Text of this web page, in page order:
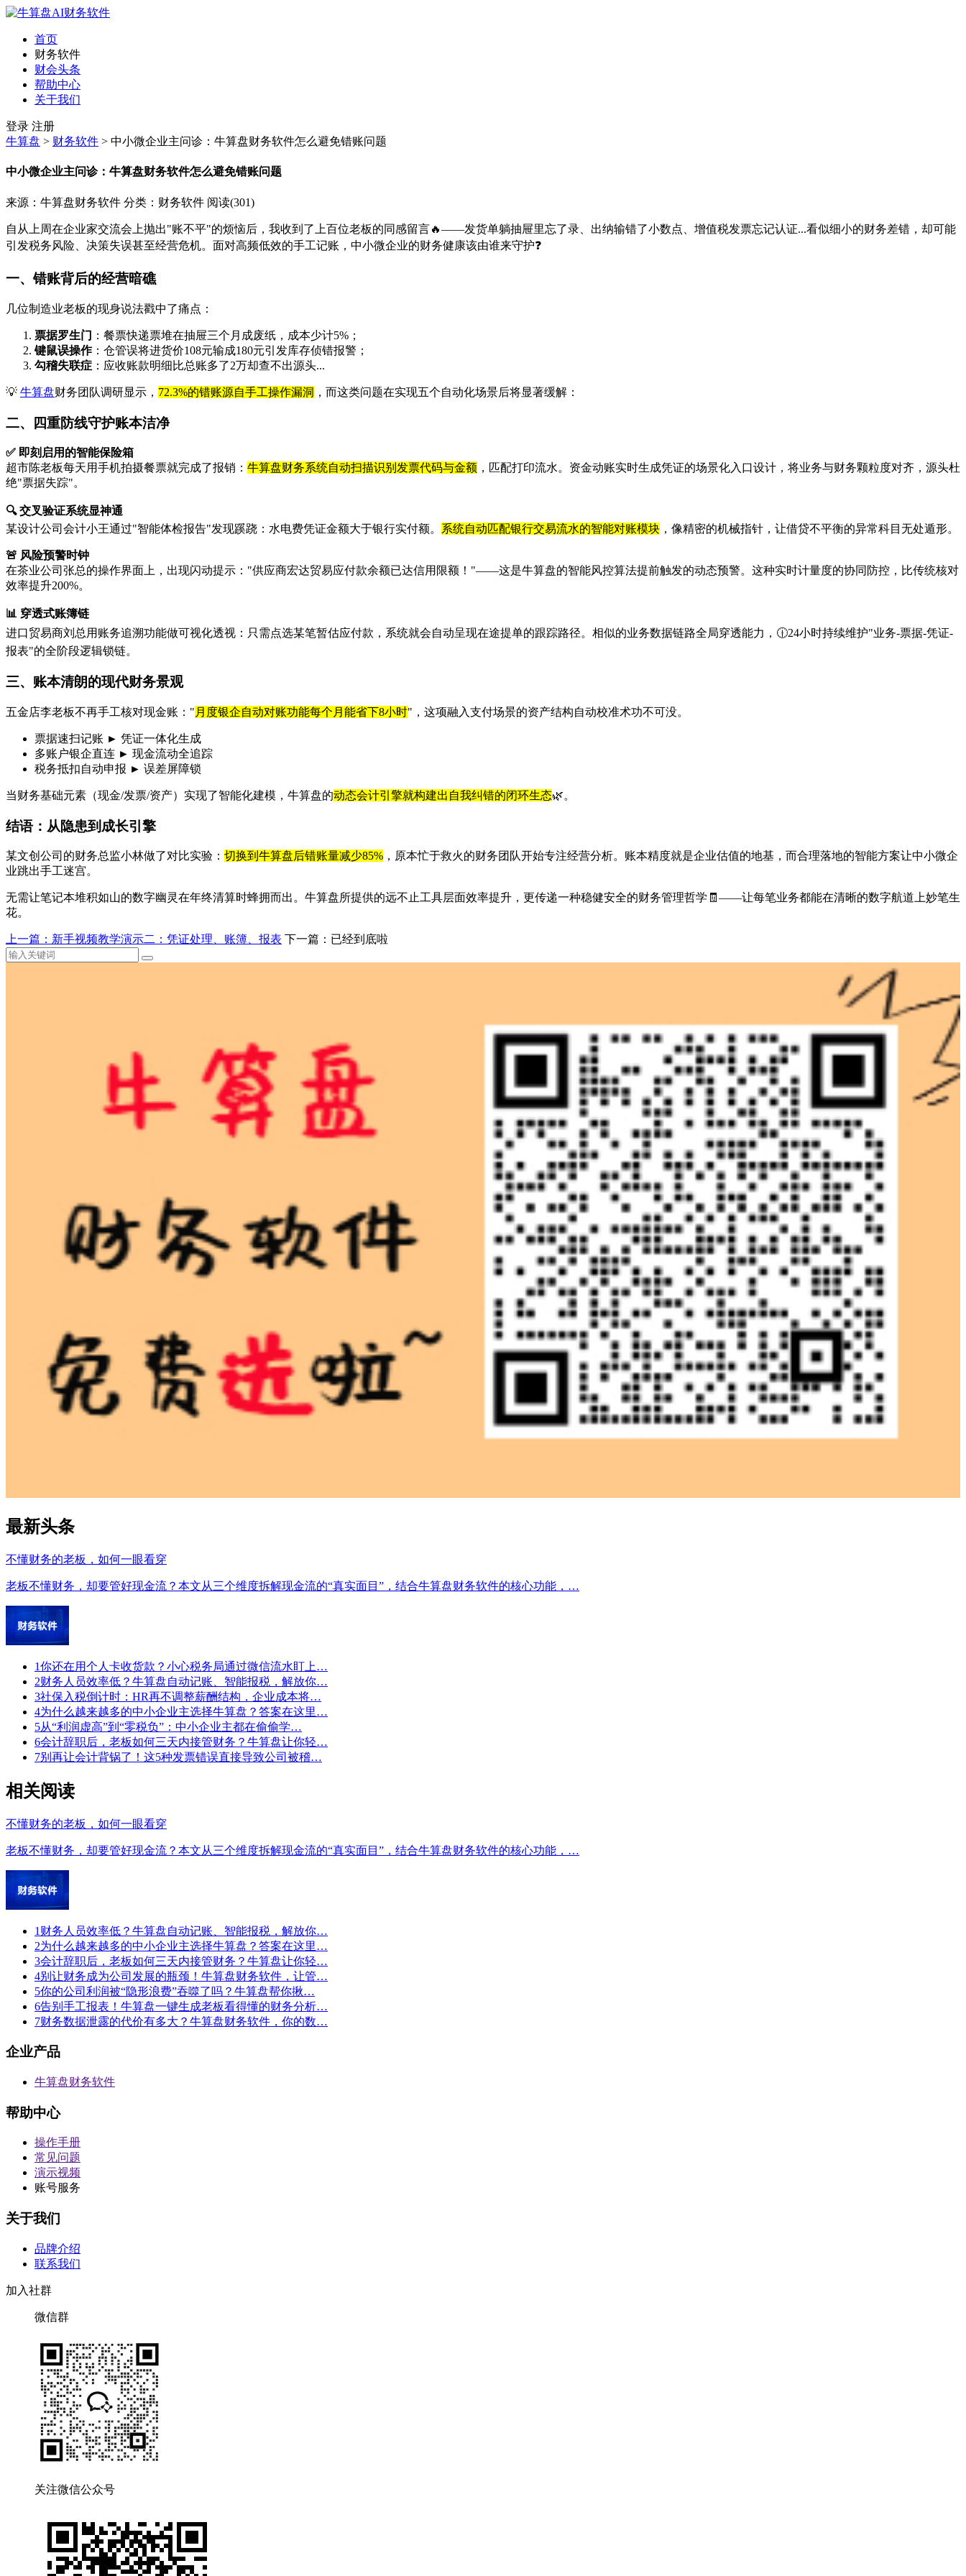
首页
财务软件
财会头条
帮助中心
关于我们
登录 注册
牛算盘 > 财务软件 > 中小微企业主问诊：牛算盘财务软件怎么避免错账问题
中小微企业主问诊：牛算盘财务软件怎么避免错账问题
来源：牛算盘财务软件 分类：财务软件 阅读(301)
自从上周在企业家交流会上抛出"账不平"的烦恼后，我收到了上百位老板的同感留言🔥——发货单躺抽屉里忘了录、出纳输错了小数点、增值税发票忘记认证...看似细小的财务差错，却可能
引发税务风险、决策失误甚至经营危机。面对高频低效的手工记账，中小微企业的财务健康该由谁来守护❓
一、错账背后的经营暗礁
几位制造业老板的现身说法戳中了痛点：
票据罗生门 ：餐票快递票堆在抽屉三个月成废纸，成本少计5%；
键鼠误操作：仓管误将进货价108元输成180元引发库存侦错报警；
勾稽失联症 ：应收账款明细比总账多了2万却查不出源头...
💡 牛算盘财务团队调研显示， 72.3%的错账源自手工操作漏洞 ，而这类问题在实现五个自动化场景后将显著缓解：
二、四重防线守护账本洁净
✅ 即刻启用的智能保险箱
超市陈老板每天用手机拍摄餐票就完成了报销： 牛算盘财务系统自动扫描识别发票代码与金额 ，匹配打印流水。资金动账实时生成凭证的场景化入口设计，将业务与财务颗粒度对齐，源头杜
绝"票据失踪"。
🔍 交叉验证系统显神通
某设计公司会计小王通过"智能体检报告"发现蹊跷：水电费凭证金额大于银行实付额。 系统自动匹配银行交易流水的智能对账模块 ，像精密的机械指针，让借贷不平衡的异常科目无处遁形。
🚨 风险预警时钟
在茶业公司张总的操作界面上，出现闪动提示："供应商宏达贸易应付款余额已达信用限额！"——这是牛算盘的智能风控算法提前触发的动态预警。这种实时计量度的协同防控，比传统核对
效率提升200%。
📊 穿透式账簿链
进口贸易商刘总用账务追溯功能做可视化透视：只需点选某笔暂估应付款，系统就会自动呈现在途提单的跟踪路径。相似的业务数据链路全局穿透能力，🕧24小时持续维护"业务-票据-凭证-
报表"的全阶段逻辑锁链。
三、账本清朗的现代财务景观
五金店李老板不再手工核对现金账：" 月度银企自动对账功能每个月能省下8小时"，这项融入支付场景的资产结构自动校准术功不可没。
票据速扫记账 ► 凭证一体化生成
多账户银企直连 ► 现金流动全追踪
税务抵扣自动申报 ► 误差屏障锁
当财务基础元素（现金/发票/资产）实现了智能化建模，牛算盘的动态会计引擎就构建出自我纠错的闭环生态🌿。
结语：从隐患到成长引擎
某文创公司的财务总监小林做了对比实验： 切换到牛算盘后错账量减少85% ，原本忙于救火的财务团队开始专注经营分析。账本精度就是企业估值的地基，而合理落地的智能方案让中小微企
业跳出手工迷宫。
无需让笔记本堆积如山的数字幽灵在年终清算时蜂拥而出。牛算盘所提供的远不止工具层面效率提升，更传递一种稳健安全的财务管理哲学🧾——让每笔业务都能在清晰的数字航道上妙笔生
花。
上一篇：新手视频教学演示二：凭证处理、账簿、报表 下一篇：已经到底啦
最新头条
不懂财务的老板，如何一眼看穿
老板不懂财务，却要管好现金流？本文从三个维度拆解现金流的“真实面目”，结合牛算盘财务软件的核心功能，…
1你还在用个人卡收货款？小心税务局通过微信流水盯上…
2财务人员效率低？牛算盘自动记账、智能报税，解放你…
3社保入税倒计时：HR再不调整薪酬结构，企业成本将…
4为什么越来越多的中小企业主选择牛算盘？答案在这里…
5从“利润虚高”到“零税负”：中小企业主都在偷偷学…
6会计辞职后，老板如何三天内接管财务？牛算盘让你轻…
7别再让会计背锅了！这5种发票错误直接导致公司被稽…
相关阅读
不懂财务的老板，如何一眼看穿
老板不懂财务，却要管好现金流？本文从三个维度拆解现金流的“真实面目”，结合牛算盘财务软件的核心功能，…
1 财务人员效率低？牛算盘自动记账、智能报税，解放你…
2为什么越来越多的中小企业主选择牛算盘？答案在这里…
3会计辞职后，老板如何三天内接管财务？牛算盘让你轻…
4别让财务成为公司发展的瓶颈！牛算盘财务软件，让管…
5你的公司利润被“隐形浪费”吞噬了吗？牛算盘帮你揪…
6告别手工报表！牛算盘一键生成老板看得懂的财务分析…
7财务数据泄露的代价有多大？牛算盘财务软件，你的数…
企业产品
牛算盘财务软件
帮助中心
操作手册
常见问题
演示视频
账号服务
关于我们
品牌介绍
联系我们
加入社群
微信群
关注微信公众号